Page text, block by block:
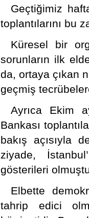
Geçtiğimiz
toplantılarını bu
Küresel bir
sorunların ilk
da, ortaya çıkan
geçmiş
Ayrıca Ekim
Bankası
bakış açısıyla
ziyade,
gösterileri
Elbette
tahrip edici